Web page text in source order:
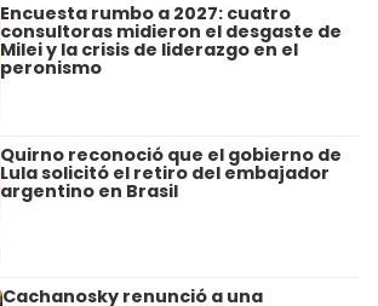
Encuesta rumbo a 2027: cuatro
consultoras midieron el desgaste de
Milei y la crisis de liderazgo en el
peronismo
Quirno reconoció que el gobierno de
Lula solicitó el retiro del embajador
argentino en Brasil
Cachanosky renunció a una